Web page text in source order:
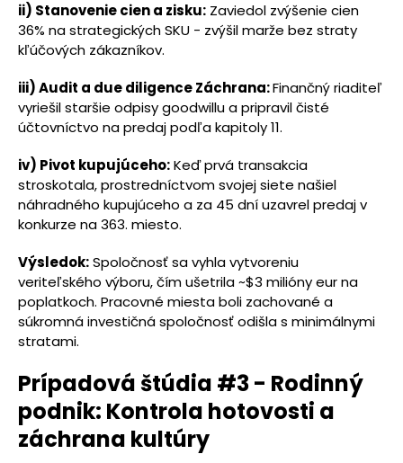
ii) Stanovenie cien a zisku: Zaviedol zvýšenie cien
36% na strategických SKU - zvýšil marže bez straty
kľúčových zákazníkov.
iii) Audit a due diligence Záchrana:Finančný riaditeľ
vyriešil staršie odpisy goodwillu a pripravil čisté
účtovníctvo na predaj podľa kapitoly 11.
iv) Pivot kupujúceho:Keď prvá transakcia
stroskotala, prostredníctvom svojej siete našiel
náhradného kupujúceho a za 45 dní uzavrel predaj v
konkurze na 363. miesto.
Výsledok:Spoločnosť sa vyhla vytvoreniu
veriteľského výboru, čím ušetrila ~$3 milióny eur na
poplatkoch. Pracovné miesta boli zachované a
súkromná investičná spoločnosť odišla s minimálnymi
stratami.
Prípadová štúdia #3 - Rodinný
podnik: Kontrola hotovosti a
záchrana kultúry